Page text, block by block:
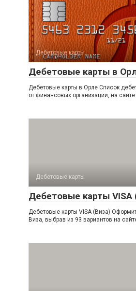
Дебетовые карты
Дебетовые карты в
Дебетовые карты в Орле Список
от финансовых организаций, на сайте
Дебетовые карты
Дебетовые карты VISA
Дебетовые карты VISA (Виза)
Виза, выбрав из 93 вариантов на